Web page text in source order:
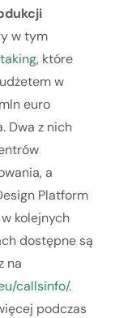
w tym
, które
w
euro
Dwa z nich
a
Platform
kolejnych
dostępne są
na
callsinfo/.
podczas